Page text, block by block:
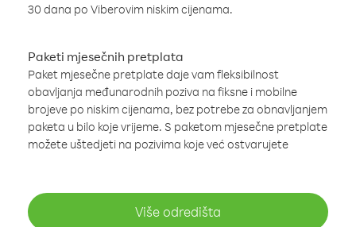
30 dana po Viberovim niskim cijenama.
Paketi mjesečnih pretplata
Paket mjesečne pretplate daje vam fleksibilnost
obavljanja međunarodnih poziva na fiksne i mobilne
brojeve po niskim cijenama, bez potrebe za obnavljanjem
paketa u bilo koje vrijeme. S paketom mjesečne pretplate
možete uštedjeti na pozivima koje već ostvarujete
Više odredišta